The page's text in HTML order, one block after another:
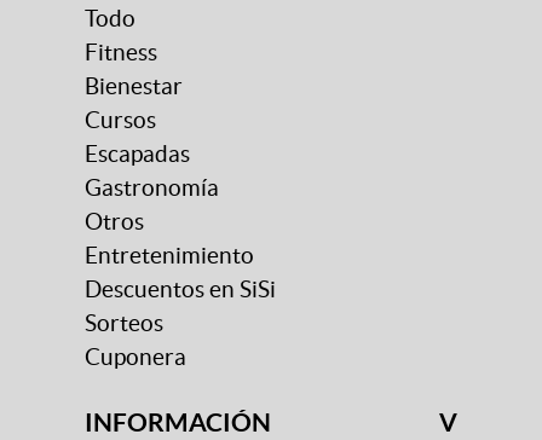
Todo
Fitness
Bienestar
Cursos
Escapadas
Gastronomía
Otros
Entretenimiento
Descuentos en SiSi
Sorteos
Cuponera
INFORMACIÓN V